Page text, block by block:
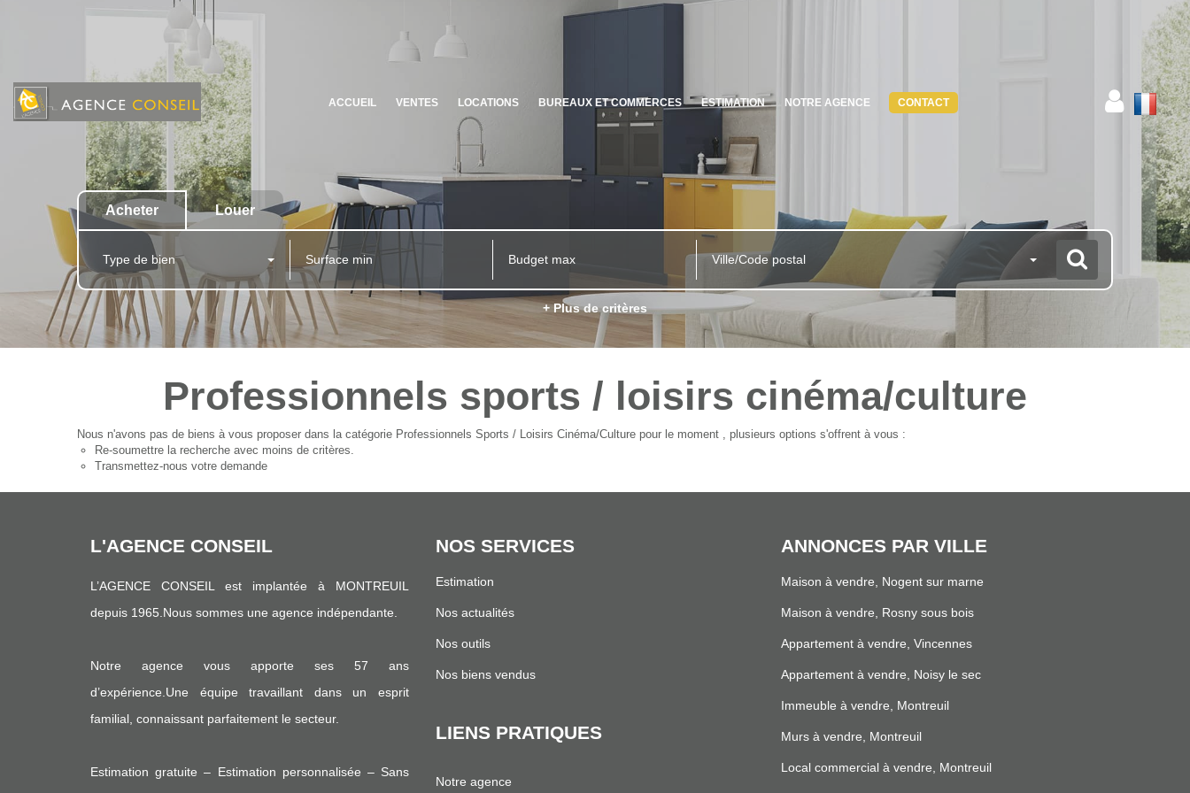
ACCUEIL VENTES LOCATIONS BUREAUX ET COMMERCES ESTIMATION NOTRE AGENCE CONTACT
Acheter Louer
Type de bien Ville/Code postal
+ Plus de critères
Professionnels sports / loisirs cinéma/culture
Nous n'avons pas de biens à vous proposer dans la catégorie Professionnels Sports / Loisirs Cinéma/Culture pour le moment , plusieurs options s'offrent à vous :
Re-soumettre la recherche avec moins de critères.
Transmettez-nous votre demande
L'AGENCE CONSEIL
L’AGENCE CONSEIL est implantée à MONTREUIL
depuis 1965.Nous sommes une agence indépendante.
Notre agence vous apporte ses 57 ans
d’expérience.Une équipe travaillant dans un esprit
familial, connaissant parfaitement le secteur.
Estimation gratuite – Estimation personnalisée – Sans
NOS SERVICES
Estimation
Nos actualités
Nos outils
Nos biens vendus
LIENS PRATIQUES
Notre agence
ANNONCES PAR VILLE
Maison à vendre, Nogent sur marne
Maison à vendre, Rosny sous bois
Appartement à vendre, Vincennes
Appartement à vendre, Noisy le sec
Immeuble à vendre, Montreuil
Murs à vendre, Montreuil
Local commercial à vendre, Montreuil